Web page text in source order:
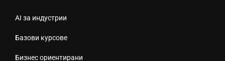
AI за индустрии
Базови курсове
Бизнес ориентирани